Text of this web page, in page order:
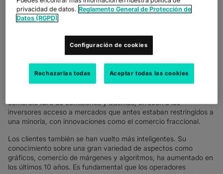
asegurarse de que los datos de mercado sean rápidos y fiables,
basados ​​en fundamentos sólidos.
El sector, todavía dominado por el comercio telefónico, se ha
transformado en uno de los sectores a la vanguardia del
, teniendo en cuenta que se trata de un ámbito, cada
vez más focalizado en quién tiene la app de comercio móvil
más inteligente, acceso a los últimos datos del mercado o
herramientas comerciales y un servicio de contacto de menor
comercio libre de comisiones y además, ofrecen a los
inversores acceso a mercados que antes estaban restringidos a
una minoría, con innovaciones como el comercio fraccional.
Los clientes también se han vuelto más inteligentes. Su
conocimiento sobre una gran variedad de aspectos como
gráficos, comercio de márgenes y algoritmos, ha aumentado en
los últimos 10 años. Es fundamental que los operadores
privacidad de datos. Reglamento General de Protección de
Datos (RGPD)
Configuración de cookies
Rechazarlas todas Aceptar todas las cookies